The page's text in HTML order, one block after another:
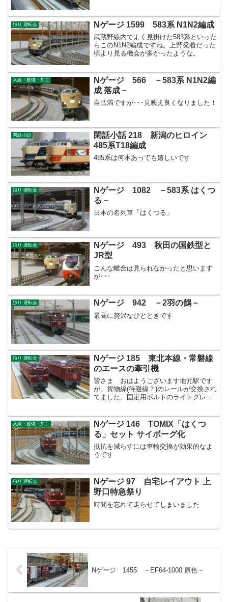
独り 運転会 Nゲージ 1599 583系 N1N2編成
武蔵野線内でよく見掛けた583系といった
らこのN1N2編成ですね。上野発着だった
頃より見る機会が多かったような。
入線・整備・加工
Nゲージ 566 －583系 N1N2編
成 落成－
自己満ですが･･･見映え良くなりました！
閑話小話
閑話小話 218 新潟のヒロイン
485系T18編成
485系は何本あっても嬉しいです
独り 運転会
Nゲージ 1082 －583系 はくつ
る－
日本の名列車「はくつる」
独り 運転会
Nゲージ 493 秋田の国鉄型と
JR型
こんな離合は見られなかったと思います
が･･･
独り 運転会 Nゲージ 942 －2羽の鶴－
最高に贅沢なひとときです
独り 運転会
Nゲージ 185 東北本線・常磐線
のエースの牽引機
皆さま おはようございます地元駅です
が、貨物線(待避線？)のレールが交換され
てました。固定用ボルトのライトグレー
います。ボルトのカゴが八百屋で野菜や
果物が積んである丸い...
入線・整備・加工
Nゲージ 146 TOMIX「はくつ
る」セット サイボーグ化
抵抗を減らすには車輪交換が効果的なよ
うです
独り 運転会
Nゲージ 97 自宅レイアウト 上
野口特急祭り
時間を忘れて走らせてしまいました
Nゲージ 1455 －EF64-1000 原色－